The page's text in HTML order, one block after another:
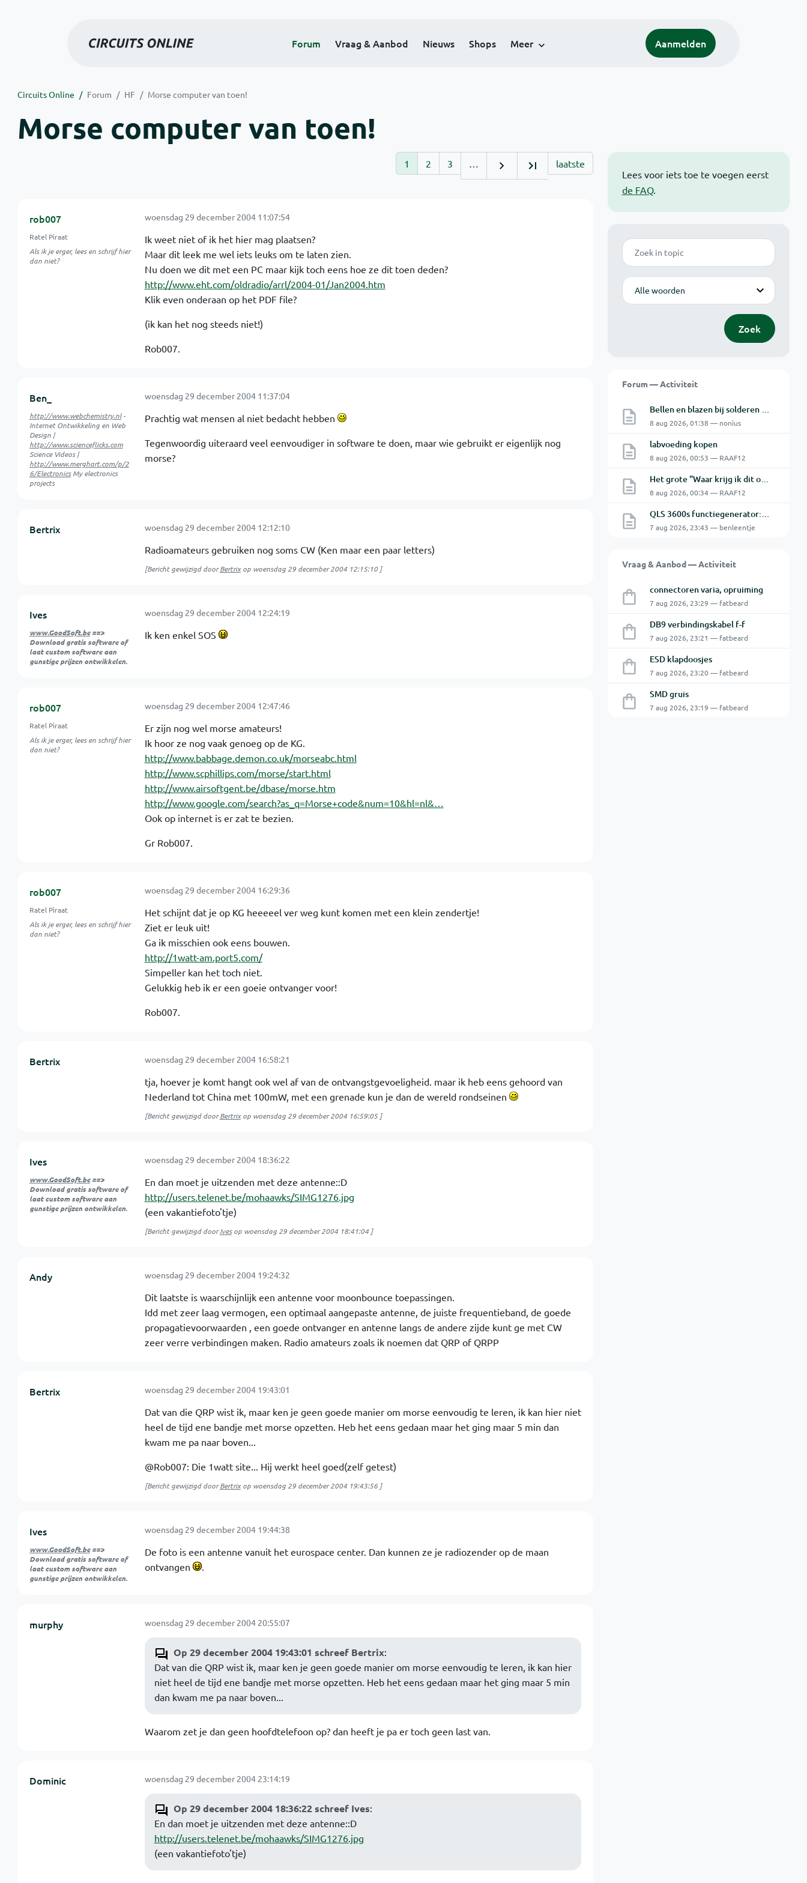
Forum Vraag & Aanbod Nieuws Shops Meer Aanmelden
Circuits Online Forum HF Morse computer van toen!
Morse computer van toen!
Lees voor iets toe te voegen eerst
de FAQ.
Zoek
Modus
Zoek
Forum — Activiteit
Bellen en blazen bij solderen van Chinese PCBs
8 aug 2026, 01:38 — nonius
labvoeding kopen
8 aug 2026, 00:53 — RAAF12
Het grote "Waar krijg ik dit onderdeel" topic Deel 11
8 aug 2026, 00:34 — RAAF12
QLS 3600s functiegenerator: software verbinden lukt niet.
7 aug 2026, 23:43 — benleentje
Vraag & Aanbod — Activiteit
connectoren varia, opruiming
7 aug 2026, 23:29 — fatbeard
DB9 verbindingskabel f-f
7 aug 2026, 23:21 — fatbeard
ESD klapdoosjes
7 aug 2026, 23:20 — fatbeard
SMD gruis
7 aug 2026, 23:19 — fatbeard
1 2 3 … laatste
rob007
Ratel Piraat
Als ik je erger, lees en schrijf hier
dan niet?
woensdag 29 december 2004 11:07:54
Ik weet niet of ik het hier mag plaatsen?
Maar dit leek me wel iets leuks om te laten zien.
Nu doen we dit met een PC maar kijk toch eens hoe ze dit toen deden?
http://www.eht.com/oldradio/arrl/2004-01/Jan2004.htm
Klik even onderaan op het PDF file?
(ik kan het nog steeds niet!)
Rob007.
Ben_
http://www.webchemistry.nl-
Internet Ontwikkeling en Web
Design |
http://www.scienceflicks.com
Science Videos |
http://www.merghart.com/p/2
6/ElectronicsMy electronics
projects
woensdag 29 december 2004 11:37:04
Prachtig wat mensen al niet bedacht hebben
Tegenwoordig uiteraard veel eenvoudiger in software te doen, maar wie gebruikt er eigenlijk nog
morse?
Bertrix woensdag 29 december 2004 12:12:10
Radioamateurs gebruiken nog soms CW (Ken maar een paar letters)
[Bericht gewijzigd doorBertrixop woensdag 29 december 2004 12:15:10]
Ives
www.GoodSoft.be==>
Download gratis software of
laat custom software aan
gunstige prijzen ontwikkelen.
woensdag 29 december 2004 12:24:19
Ik ken enkel SOS
rob007
Ratel Piraat
Als ik je erger, lees en schrijf hier
dan niet?
woensdag 29 december 2004 12:47:46
Er zijn nog wel morse amateurs!
Ik hoor ze nog vaak genoeg op de KG.
http://www.babbage.demon.co.uk/morseabc.html
http://www.scphillips.com/morse/start.html
http://www.airsoftgent.be/dbase/morse.htm
http://www.google.com/search?as_q=Morse+code&num=10&hl=nl&…
Ook op internet is er zat te bezien.
Gr Rob007.
rob007
Ratel Piraat
Als ik je erger, lees en schrijf hier
dan niet?
woensdag 29 december 2004 16:29:36
Het schijnt dat je op KG heeeeel ver weg kunt komen met een klein zendertje!
Ziet er leuk uit!
Ga ik misschien ook eens bouwen.
http://1watt-am.port5.com/
Simpeller kan het toch niet.
Gelukkig heb ik er een goeie ontvanger voor!
Rob007.
Bertrix woensdag 29 december 2004 16:58:21
tja, hoever je komt hangt ook wel af van de ontvangstgevoeligheid. maar ik heb eens gehoord van
Nederland tot China met 100mW, met een grenade kun je dan de wereld rondseinen
[Bericht gewijzigd doorBertrixop woensdag 29 december 2004 16:59:05]
Ives
www.GoodSoft.be==>
Download gratis software of
laat custom software aan
gunstige prijzen ontwikkelen.
woensdag 29 december 2004 18:36:22
En dan moet je uitzenden met deze antenne::D
http://users.telenet.be/mohaawks/SIMG1276.jpg
(een vakantiefoto'tje)
[Bericht gewijzigd doorIvesop woensdag 29 december 2004 18:41:04]
Andy woensdag 29 december 2004 19:24:32
Dit laatste is waarschijnlijk een antenne voor moonbounce toepassingen.
Idd met zeer laag vermogen, een optimaal aangepaste antenne, de juiste frequentieband, de goede
propagatievoorwaarden , een goede ontvanger en antenne langs de andere zijde kunt ge met CW
zeer verre verbindingen maken. Radio amateurs zoals ik noemen dat QRP of QRPP
Bertrix woensdag 29 december 2004 19:43:01
Dat van die QRP wist ik, maar ken je geen goede manier om morse eenvoudig te leren, ik kan hier niet
heel de tijd ene bandje met morse opzetten. Heb het eens gedaan maar het ging maar 5 min dan
kwam me pa naar boven...
@Rob007: Die 1watt site... Hij werkt heel goed(zelf getest)
[Bericht gewijzigd doorBertrixop woensdag 29 december 2004 19:43:56]
Ives
www.GoodSoft.be==>
Download gratis software of
laat custom software aan
gunstige prijzen ontwikkelen.
woensdag 29 december 2004 19:44:38
De foto is een antenne vanuit het eurospace center. Dan kunnen ze je radiozender op de maan
ontvangen
.
murphy woensdag 29 december 2004 20:55:07
Op 29 december 2004 19:43:01 schreef Bertrix:
Dat van die QRP wist ik, maar ken je geen goede manier om morse eenvoudig te leren, ik kan hier
niet heel de tijd ene bandje met morse opzetten. Heb het eens gedaan maar het ging maar 5 min
dan kwam me pa naar boven...
Waarom zet je dan geen hoofdtelefoon op? dan heeft je pa er toch geen last van.
Dominic woensdag 29 december 2004 23:14:19
Op 29 december 2004 18:36:22 schreef Ives:
En dan moet je uitzenden met deze antenne::D
http://users.telenet.be/mohaawks/SIMG1276.jpg
(een vakantiefoto'tje)